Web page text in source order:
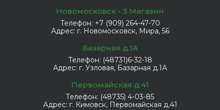
Новомосковск - 3 Магазин
Телефон: +7 (909) 264-47-70
Адрес: г. Новомосковск, Мира, 56
Базарная д.1А
Телефон: (48731)6-32-18
Адрес: г. Узловая, Базарная д.1А
Первомайская д.41
Телефон: (48735) 4-03-85
Адрес: г. Кимовск, Первомайская д.41